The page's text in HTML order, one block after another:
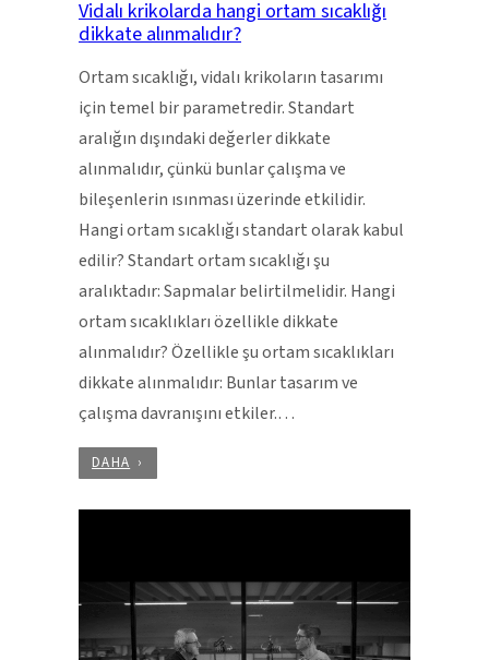
Vidalı krikolarda hangi ortam sıcaklığı
dikkate alınmalıdır?
Ortam sıcaklığı, vidalı krikoların tasarımı
için temel bir parametredir. Standart
aralığın dışındaki değerler dikkate
alınmalıdır, çünkü bunlar çalışma ve
bileşenlerin ısınması üzerinde etkilidir.
Hangi ortam sıcaklığı standart olarak kabul
edilir? Standart ortam sıcaklığı şu
aralıktadır: Sapmalar belirtilmelidir. Hangi
ortam sıcaklıkları özellikle dikkate
alınmalıdır? Özellikle şu ortam sıcaklıkları
dikkate alınmalıdır: Bunlar tasarım ve
çalışma davranışını etkiler.…
DAHA